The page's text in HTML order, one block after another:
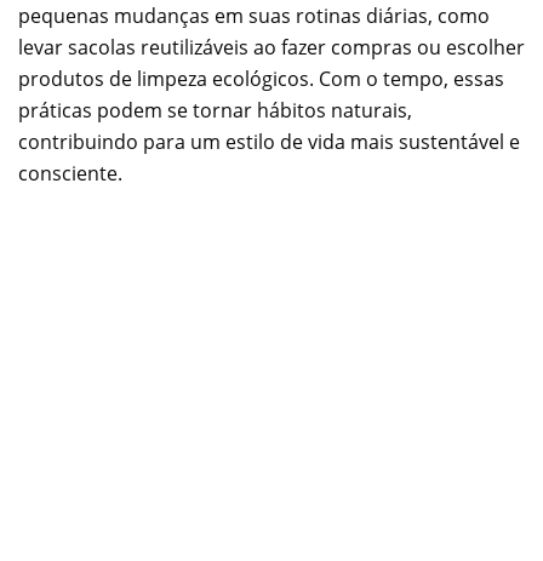
pequenas mudanças em suas rotinas diárias, como
levar sacolas reutilizáveis ao fazer compras ou escolher
produtos de limpeza ecológicos. Com o tempo, essas
práticas podem se tornar hábitos naturais,
contribuindo para um estilo de vida mais sustentável e
consciente.